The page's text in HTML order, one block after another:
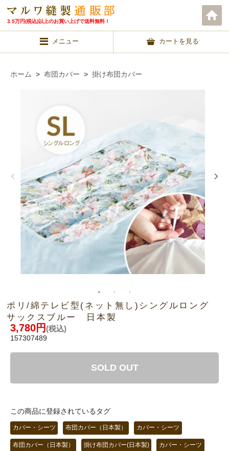
3.5万円(税込)以上のお買い上げで送料無料！
メニュー カートを見る
ホーム > 布団カバー > 掛け布団カバー
ポリ/綿テレビ型(ネット無し)シングルロング
サックスブルー 日本製
3,780円(税込)
157307489
SOLD OUT
この商品に登録されているタグ
カバー・シーツ 布団カバー（日本製） カバー・シーツ
布団カバー（日本製） 掛け布団カバー(日本製) カバー・シーツ